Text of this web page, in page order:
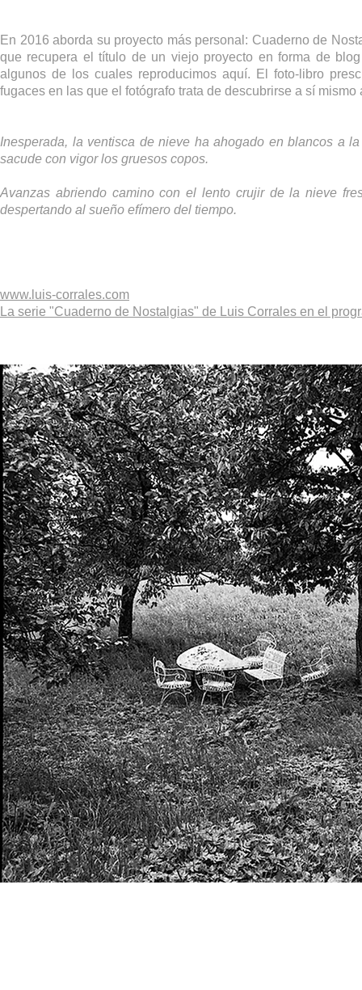
En 2016 aborda su proyecto más personal: Cuaderno de
que recupera el título de un viejo proyecto en forma de
algunos de los cuales reproducimos aquí. El foto-libro
fugaces en las que el fotógrafo trata de descubrirse a sí
Inesperada, la ventisca de nieve ha ahogado en blancos a
sacude con vigor los gruesos copos.
Avanzas abriendo camino con el lento crujir de la nieve
despertando al sueño efímero del tiempo.
www.luis-corrales.com
La serie "Cuaderno de Nostalgias" de Luis Corrales en el